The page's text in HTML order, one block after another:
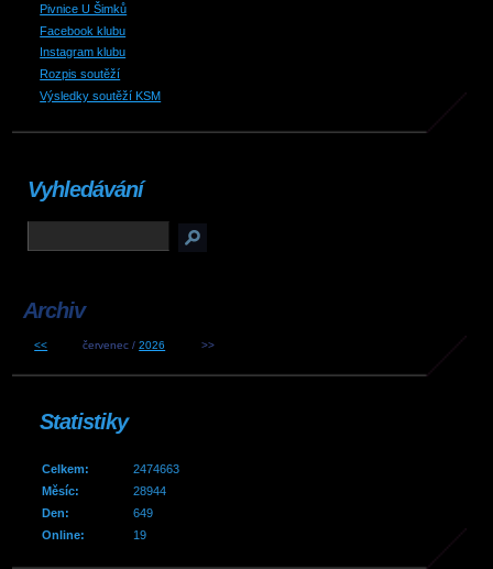
Pivnice U Šimků
Facebook klubu
Instagram klubu
Rozpis soutěží
Výsledky soutěží KSM
Vyhledávání
Archiv
<< červenec /2026 >>
Statistiky
Online: 19
Celkem:
2474663
Měsíc:
28944
Den:
649